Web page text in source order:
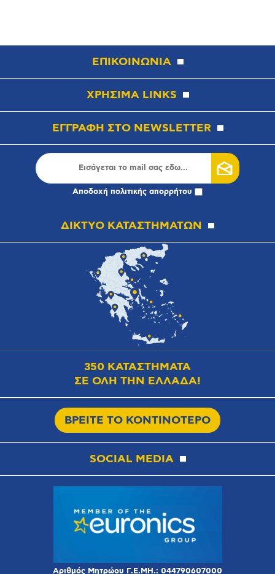
ΕΠΙΚΟΙΝΩΝΙΑ
ΧΡΗΣΙΜΑ LINKS
ΕΓΓΡΑΦΗ ΣΤΟ NEWSLETTER
Αποδοχή πολιτικής απορρήτου
ΔΙΚΤΥΟ ΚΑΤΑΣΤΗΜΑΤΩΝ
350 ΚΑΤΑΣΤΗΜΑΤΑ
ΣΕ ΟΛΗ ΤΗΝ ΕΛΛΑΔΑ!
ΒΡΕΙΤΕ ΤΟ ΚΟΝΤΙΝΟΤΕΡΟ
SOCIAL MEDIA